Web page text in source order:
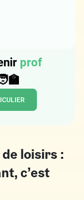
prof
loisirs :
c’est